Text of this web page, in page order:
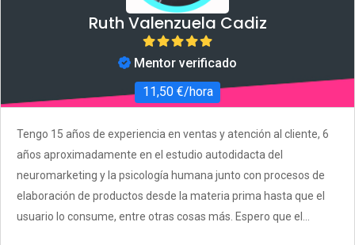
Ruth Valenzuela Cadiz
Mentor verificado
11,50 €/hora
Tengo 15 años de experiencia en ventas y atención al cliente, 6
años aproximadamente en el estudio autodidacta del
neuromarketing y la psicología humana junto con procesos de
elaboración de productos desde la materia prima hasta que el
usuario lo consume, entre otras cosas más. Espero que el...